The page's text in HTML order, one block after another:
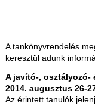
A tankönyvrendelés
keresztül adunk
A javító-,
2014. augusztus 26-
Az érintett tanulók